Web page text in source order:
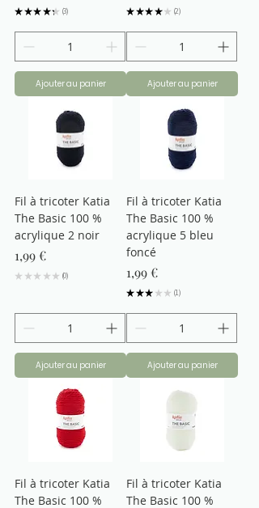
★ ★★ ★★ 3
3
Ajouter au panier
★ ★★ ★ ★ 2
2
Ajouter au panier
Fil à tricoter Katia
The Basic 100 %
acrylique 2 noir
Prix
1,99 €
★ ★ ★ ★ ★ 0
0
Ajouter au panier
Fil à tricoter Katia
The Basic 100 %
acrylique 5 bleu
foncé
Prix
1,99 €
★ ★★ ★ ★ 1
1
Ajouter au panier
Fil à tricoter Katia
The Basic 100 %
Fil à tricoter Katia
The Basic 100 %